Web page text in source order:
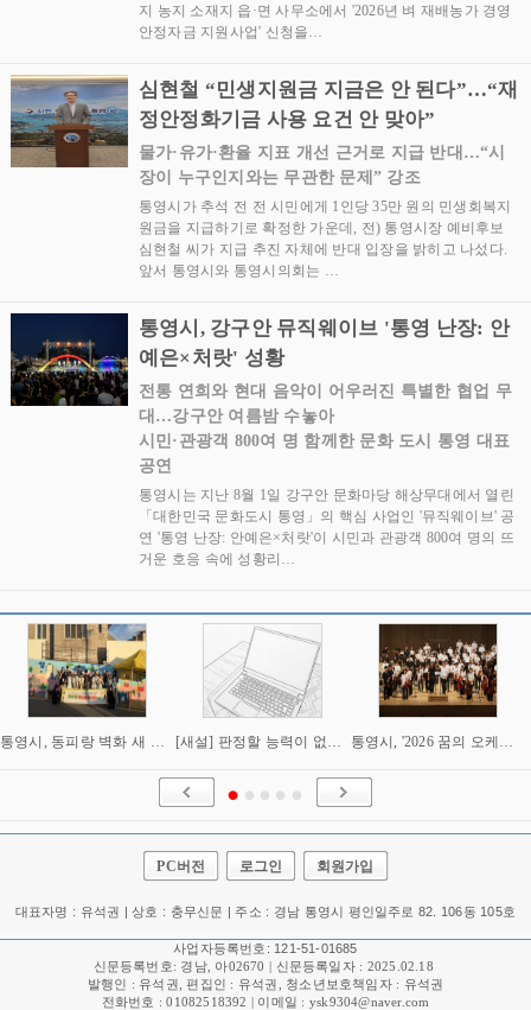
지 농지 소재지 읍·면 사무소에서 '2026년 벼 재배농가 경영
안정자금 지원사업' 신청을…
심현철 “민생지원금 지금은 안 된다”…“재
정안정화기금 사용 요건 안 맞아”
물가·유가·환율 지표 개선 근거로 지급 반대…“시
장이 누구인지와는 무관한 문제” 강조
통영시가 추석 전 전 시민에게 1인당 35만 원의 민생회복지
원금을 지급하기로 확정한 가운데, 전) 통영시장 예비후보
심현철 씨가 지급 추진 자체에 반대 입장을 밝히고 나섰다.
앞서 통영시와 통영시의회는 …
통영시, 강구안 뮤직웨이브 '통영 난장: 안
예은×처랏' 성황
전통 연희와 현대 음악이 어우러진 특별한 협업 무
대…강구안 여름밤 수놓아
시민·관광객 800여 명 함께한 문화 도시 통영 대표
공연
통영시는 지난 8월 1일 강구안 문화마당 해상무대에서 열린
「대한민국 문화도시 통영」의 핵심 사업인 '뮤직웨이브' 공
연 '통영 난장: 안예은×처랏'이 시민과 관광객 800여 명의 뜨
거운 호응 속에 성황리…
통영시, 동피랑 벽화 새 단장 본격화…'페인트 페스타' 첫 행사 성황 [새설] 판정할 능력이 없어 미뤘다면, 그 능력으로 셈은 어떻게 했나 통영시, '2026 꿈의 오케스트라 통영 여름 음악회' 성황리 개최
PC버전 로그인 회원가입
대표자명 : 유석권 | 상호 : 충무신문 | 주소 : 경남 통영시 평인일주로 82. 106동 105호
사업자등록번호: 121-51-01685
신문등록번호: 경남, 아02670 | 신문등록일자 : 2025.02.18
발행인 : 유석권, 편집인 : 유석권, 청소년보호책임자 : 유석권
전화번호 : 01082518392 | 이메일 : ysk9304@naver.com